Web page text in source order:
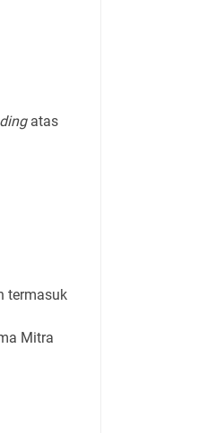
atas
termasuk
Mitra